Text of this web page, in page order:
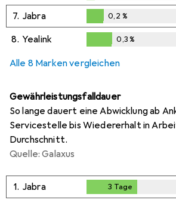
0,1%
7. Jabra
0,2%
0,2 %
8. Yealink 0,3%
Alle 8 Marken vergleichen
Gewährleistungsfalldauer
So lange dauert eine Abwicklung ab
Servicestelle bis Wiedererhalt in
Durchschnitt.
Quelle: Galaxus
1. Jabra 3 Tage